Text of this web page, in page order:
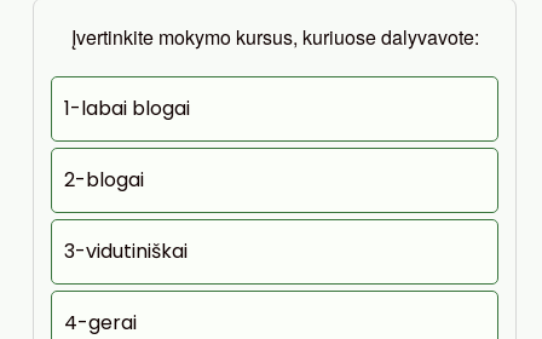
Įvertinkite mokymo kursus, kuriuose dalyvavote:
1-labai blogai
2-blogai
3-vidutiniškai
4-gerai